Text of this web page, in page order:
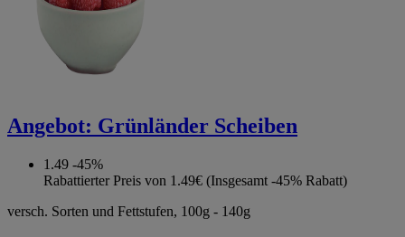
Angebot: Grünländer Scheiben
1.49 -45%
Rabattierter Preis von 1.49€ (Insgesamt -45% Rabatt)
versch. Sorten und Fettstufen, 100g - 140g